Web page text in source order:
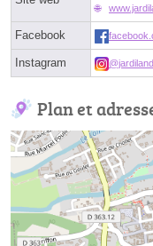
Facebook
Instagram @jardiland
Plan et